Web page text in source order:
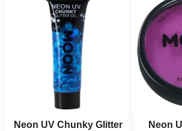
Neon UV Chunky Glitter
Neon